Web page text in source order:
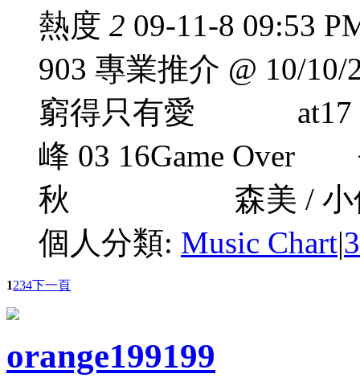
熱度 2 09-11-8 09:53
903 專業推介 @ 10/10/
窮得只有愛
峰 03 16Game Over
秋 森美 / 小儀
個人分類: Music Chart|
1234下一頁
orange199199